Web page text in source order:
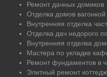
Ремонт дачных домиков
Отделка домов вагонкой
Внутренняя отделка
Отделка дач недорого
Внутренняя отделка
Мастера по укладке
Ремонт фундаментов в
Элитный ремонт